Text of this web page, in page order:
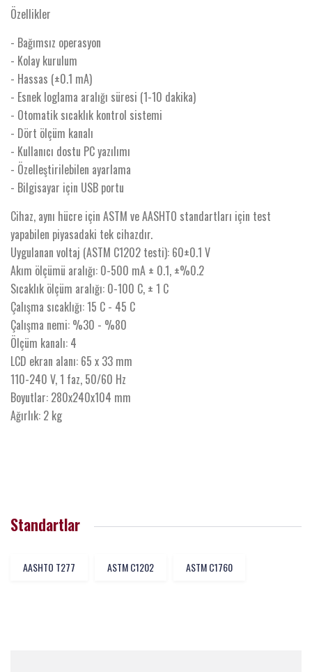
Özellikler
- Bağımsız operasyon
- Kolay kurulum
- Hassas (±0.1 mA)
- Esnek loglama aralığı süresi (1-10 dakika)
- Otomatik sıcaklık kontrol sistemi
- Dört ölçüm kanalı
- Kullanıcı dostu PC yazılımı
- Özelleştirilebilen ayarlama
- Bilgisayar için USB portu
Cihaz, aynı hücre için ASTM ve AASHTO standartları için test
yapabilen piyasadaki tek cihazdır.
Uygulanan voltaj (ASTM C1202 testi): 60±0.1 V
Akım ölçümü aralığı: 0-500 mA ± 0.1, ±%0.2
Sıcaklık ölçüm aralığı: 0-100 C, ± 1 C
Çalışma sıcaklığı: 15 C - 45 C
Çalışma nemi: %30 - %80
Ölçüm kanalı: 4
LCD ekran alanı: 65 x 33 mm
110-240 V, 1 faz, 50/60 Hz
Boyutlar: 280x240x104 mm
Ağırlık: 2 kg
Standartlar
AASHTO T277 ASTM C1202 ASTM C1760